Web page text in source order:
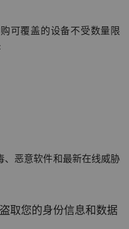
可覆盖的设备不受数量限
恶意软件和最新在线威胁
取您的身份信息和数据